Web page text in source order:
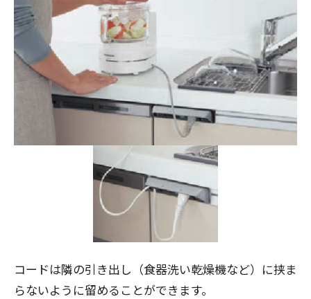
コードは隣の引き出し（食器洗い乾燥機など）に挟ま
らないように留めることができます。